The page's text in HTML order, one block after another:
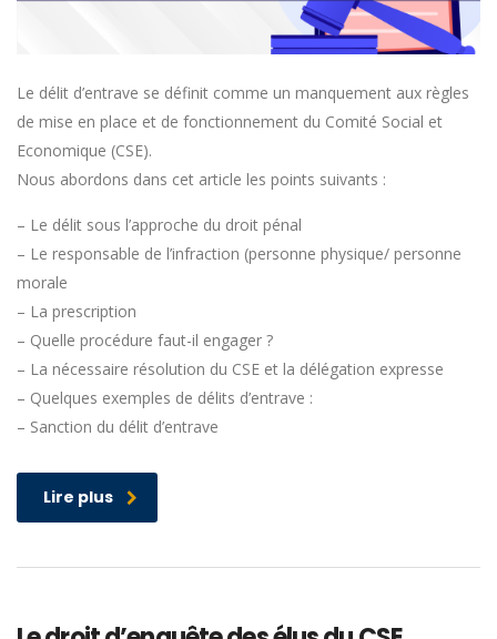
Le délit d’entrave se définit comme un manquement aux règles
de mise en place et de fonctionnement du Comité Social et
Economique (CSE).
Nous abordons dans cet article les points suivants :
– Le délit sous l’approche du droit pénal
– Le responsable de l’infraction (personne physique/ personne
morale
– La prescription
– Quelle procédure faut-il engager ?
– La nécessaire résolution du CSE et la délégation expresse
– Quelques exemples de délits d’entrave :
– Sanction du délit d’entrave
Lire plus